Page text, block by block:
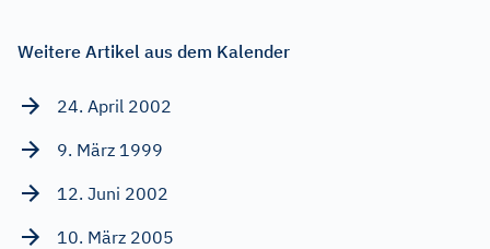
Weitere Artikel aus dem Kalender
24. April 2002
9. März 1999
12. Juni 2002
10. März 2005